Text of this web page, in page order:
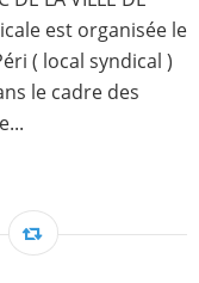
est organisée le
( local syndical )
le cadre des